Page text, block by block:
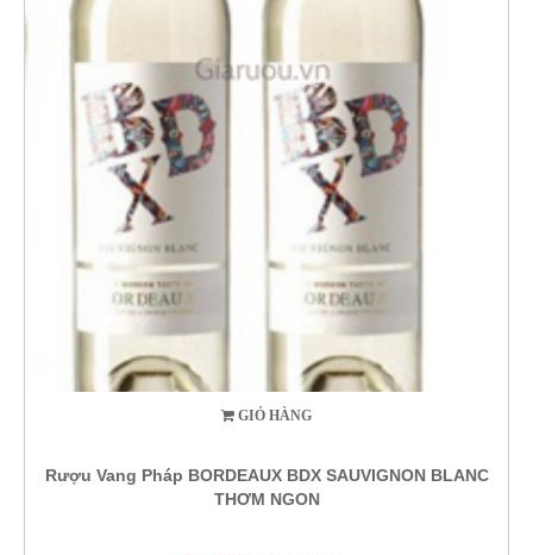
GIỎ HÀNG
Rượu Vang Pháp BORDEAUX BDX SAUVIGNON BLANC
THƠM NGON